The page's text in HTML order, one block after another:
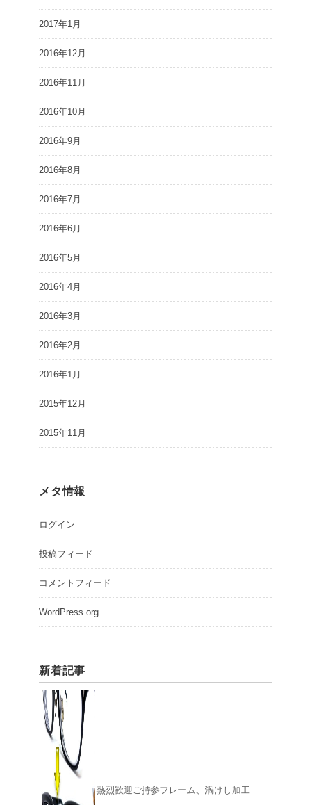
2017年1月
2016年12月
2016年11月
2016年10月
2016年9月
2016年8月
2016年7月
2016年6月
2016年5月
2016年4月
2016年3月
2016年2月
2016年1月
2015年12月
2015年11月
メタ情報
ログイン
投稿フィード
コメントフィード
WordPress.org
新着記事
熱烈歓迎ご持参フレーム、渦けし加工